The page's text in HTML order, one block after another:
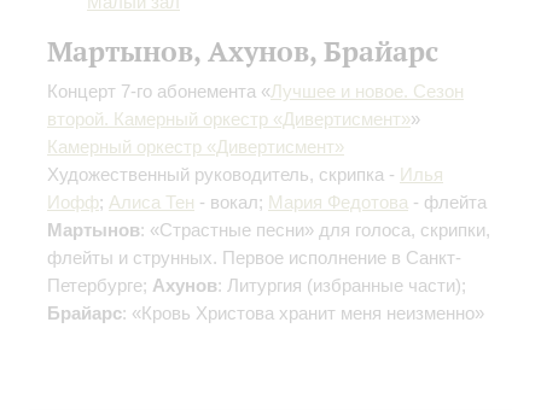
Мартынов, Ахунов, Брайарс
Концерт 7-го абонемента «Лучшее и новое. Сезон
второй. Камерный оркестр «Дивертисмент»»
Камерный оркестр «Дивертисмент»
Художественный руководитель, скрипка - Илья
Иофф; Алиса Тен - вокал; Мария Федотова - флейта
Мартынов: «Страстные песни» для голоса, скрипки,
флейты и струнных. Первое исполнение в Санкт-
Петербурге; Ахунов: Литургия (избранные части);
Брайарc: «Кровь Христова хранит меня неизменно»